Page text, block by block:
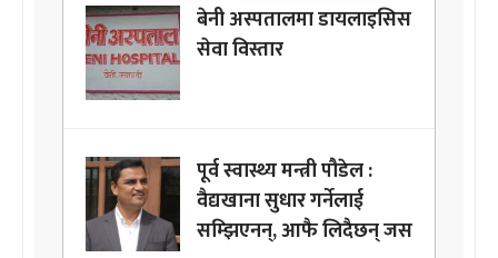
बेनी अस्पतालमा डायलाइसिस
सेवा विस्तार
पूर्व स्वास्थ्य मन्त्री पौडेल :
वैद्यखाना सुधार गर्नेलाई
सम्झिएनन्, आफै लिदैछन् जस